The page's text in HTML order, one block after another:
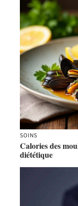
SOINS
Calories des
diététique